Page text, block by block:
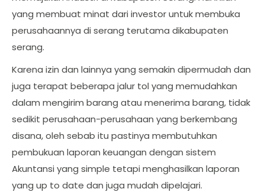
yang membuat minat dari investor untuk membuka
perusahaannya di serang terutama dikabupaten
serang.
Karena izin dan lainnya yang semakin dipermudah dan
juga terapat beberapa jalur tol yang memudahkan
dalam mengirim barang atau menerima barang, tidak
sedikit perusahaan-perusahaan yang berkembang
disana, oleh sebab itu pastinya membutuhkan
pembukuan laporan keuangan dengan sistem
Akuntansi yang simple tetapi menghasilkan laporan
yang up to date dan juga mudah dipelajari.